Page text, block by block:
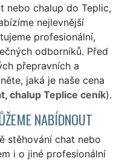
nebo chalup do Teplic,
nejlevnější
profesionální,
odborníků. Před
přepravních a
jaká je naše cena
chalup Teplice ceník).
NABÍDNOUT
stěhování chat nebo
i o jiné profesionální